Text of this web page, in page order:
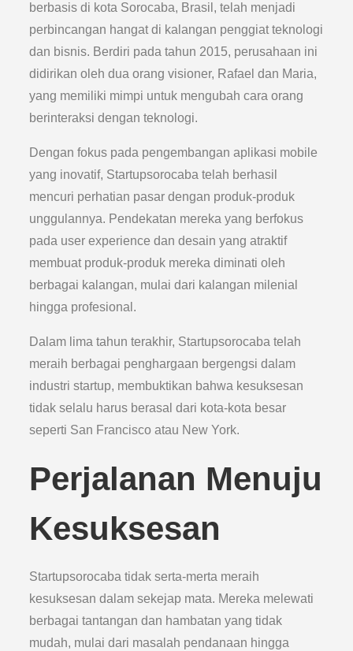
berbasis di kota Sorocaba, Brasil, telah menjadi
perbincangan hangat di kalangan penggiat teknologi
dan bisnis. Berdiri pada tahun 2015, perusahaan ini
didirikan oleh dua orang visioner, Rafael dan Maria,
yang memiliki mimpi untuk mengubah cara orang
berinteraksi dengan teknologi.
Dengan fokus pada pengembangan aplikasi mobile
yang inovatif, Startupsorocaba telah berhasil
mencuri perhatian pasar dengan produk-produk
unggulannya. Pendekatan mereka yang berfokus
pada user experience dan desain yang atraktif
membuat produk-produk mereka diminati oleh
berbagai kalangan, mulai dari kalangan milenial
hingga profesional.
Dalam lima tahun terakhir, Startupsorocaba telah
meraih berbagai penghargaan bergengsi dalam
industri startup, membuktikan bahwa kesuksesan
tidak selalu harus berasal dari kota-kota besar
seperti San Francisco atau New York.
Perjalanan Menuju
Kesuksesan
Startupsorocaba tidak serta-merta meraih
kesuksesan dalam sekejap mata. Mereka melewati
berbagai tantangan dan hambatan yang tidak
mudah, mulai dari masalah pendanaan hingga